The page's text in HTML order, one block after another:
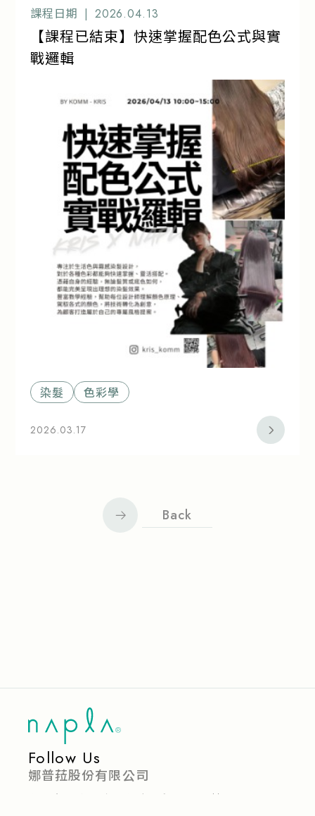
課程日期 | 2026.04.13
【課程已結束】快速掌握配色公式與實
戰邏輯
染髮 色彩學
2026.03.17
Back
Follow Us
娜普菈股份有限公司
台北市中山區建國北路一段126號6樓